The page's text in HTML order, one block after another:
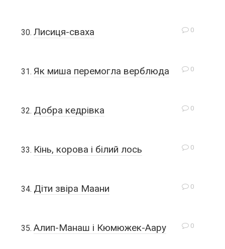
0
Лисиця-сваха
0
Як миша перемогла верблюда
0
Добра кедрівка
0
Кінь, корова і білий лось
0
Діти звіра Маани
0
Алип-Манаш і Кюмюжек-Аару